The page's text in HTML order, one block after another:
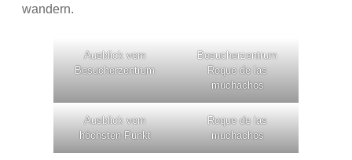
wandern.
Ausblick vom
Besucherzentrum
Besucherzentrum
Roque de las
muchachos
Ausblick vom
höchsten Punkt
Roque de las
muchachos